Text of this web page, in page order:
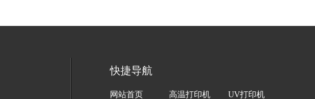
快捷导航
网站首页 高温打印机 UV打印机